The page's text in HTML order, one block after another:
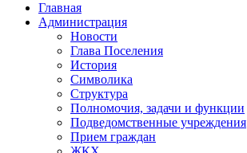
Главная
Администрация
Новости
Глава Поселения
История
Символика
Структура
Полномочия, задачи и функции
Подведомственные учреждения
Прием граждан